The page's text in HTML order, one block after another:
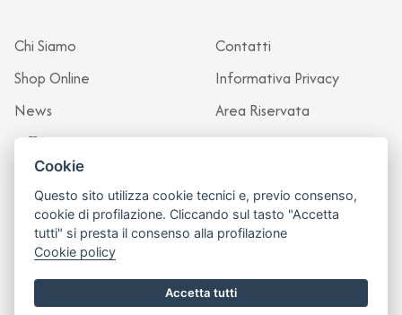
Chi Siamo
Shop Online
News
Officina
Contatti
Informativa Privacy
Area Riservata
Cookie
Questo sito utilizza cookie tecnici e, previo consenso,
cookie di profilazione. Cliccando sul tasto "Accetta
tutti" si presta il consenso alla profilazione
Cookie policy
Accetta tutti